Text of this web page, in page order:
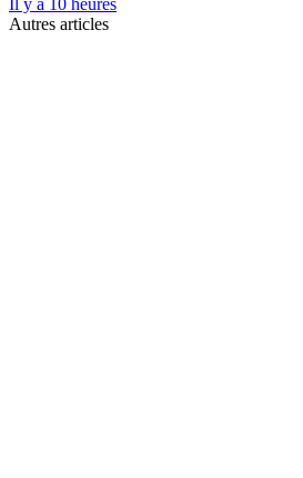
Il y a 10 heures
Autres articles